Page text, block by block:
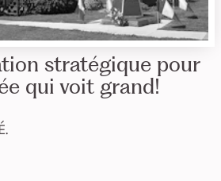
stratégique pour
qui voit grand!